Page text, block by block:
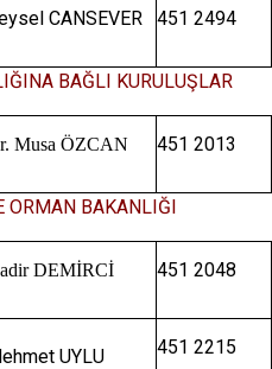
CANSEVER 451 2494
BAĞLI KURULUŞLAR
Musa ÖZCAN 451 2013
ORMAN BAKANLIĞI
DEMİRCİ 451 2048
UYLU 451 2215